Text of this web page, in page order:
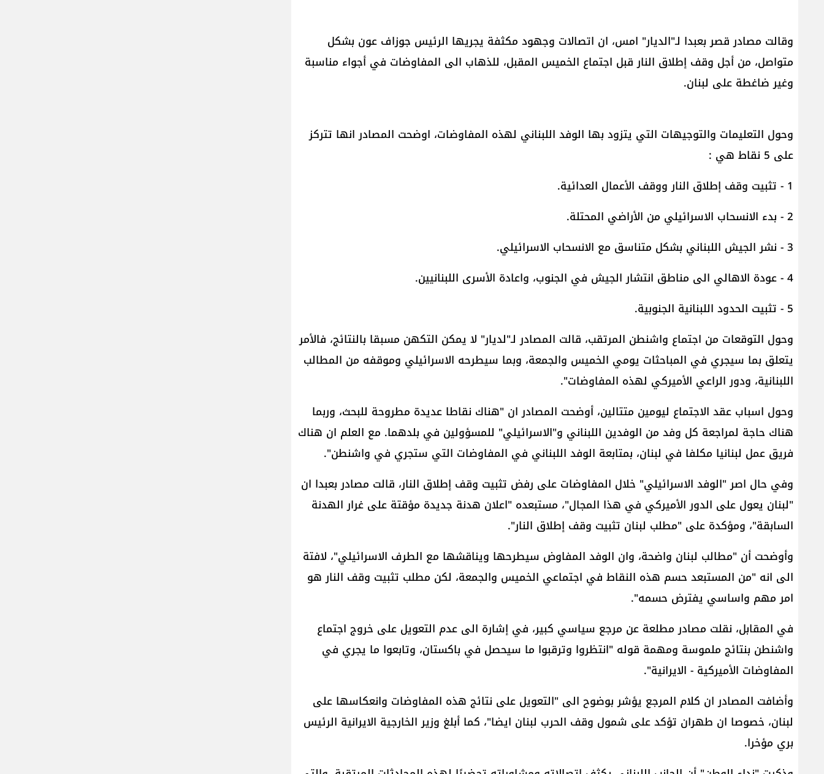
وقالت مصادر قصر بعبدا لـ"الديار" امس، ان اتصالات وجهود مكثفة يجريها الرئيس جوزاف عون بشكل
متواصل، من أجل وقف إطلاق النار قبل اجتماع الخميس المقبل، للذهاب الى المفاوضات في أجواء مناسبة
وغير ضاغطة على لبنان.
وحول التعليمات والتوجيهات التي يتزود بها الوفد اللبناني لهذه المفاوضات، اوضحت المصادر انها تتركز
على 5 نقاط هي :
1 - تثبيت وقف إطلاق النار ووقف الأعمال العدائية.
2 - بدء الانسحاب الاسرائيلي من الأراضي المحتلة.
3 - نشر الجيش اللبناني بشكل متناسق مع الانسحاب الاسرائيلي.
4 - عودة الاهالي الى مناطق انتشار الجيش في الجنوب، واعادة الأسرى اللبنانيين.
5 - تثبيت الحدود اللبنانية الجنوبية.
وحول التوقعات من اجتماع واشنطن المرتقب، قالت المصادر لـ"لديار" لا يمكن التكهن مسبقا بالنتائج، فالأمر
يتعلق بما سيجري في المباحثات يومي الخميس والجمعة، وبما سيطرحه الاسرائيلي وموقفه من المطالب
اللبنانية، ودور الراعي الأميركي لهذه المفاوضات".
وحول اسباب عقد الاجتماع ليومين متتالين، أوضحت المصادر ان "هناك نقاطا عديدة مطروحة للبحث، وربما
هناك حاجة لمراجعة كل وفد من الوفدين اللبناني و"الاسرائيلي" للمسؤولين في بلدهما. مع العلم ان هناك
فريق عمل لبنانيا مكلفا في لبنان، بمتابعة الوفد اللبناني في المفاوضات التي ستجري في واشنطن".
وفي حال اصر "الوفد الاسرائيلي" خلال المفاوضات على رفض تثبيت وقف إطلاق النار، قالت مصادر بعبدا ان
"لبنان يعول على الدور الأميركي في هذا المجال"، مستبعده "اعلان هدنة جديدة مؤقتة على غرار الهدنة
السابقة"، ومؤكدة على "مطلب لبنان تثبيت وقف إطلاق النار".
وأوضحت أن "مطالب لبنان واضحة، وان الوفد المفاوض سيطرحها ويناقشها مع الطرف الاسرائيلي"، لافتة
الى انه "من المستبعد حسم هذه النقاط في اجتماعي الخميس والجمعة، لكن مطلب تثبيت وقف النار هو
امر مهم واساسي يفترض حسمه".
في المقابل، نقلت مصادر مطلعة عن مرجع سياسي كبير، في إشارة الى عدم التعويل على خروج اجتماع
واشنطن بنتائج ملموسة ومهمة قوله "انتظروا وترقبوا ما سيحصل في باكستان، وتابعوا ما يجري في
المفاوضات الأميركية - الايرانية".
وأضافت المصادر ان كلام المرجع يؤشر بوضوح الى "التعويل على نتائج هذه المفاوضات وانعكاسها على
لبنان، خصوصا ان طهران تؤكد على شمول وقف الحرب لبنان ايضا"، كما أبلغ وزير الخارجية الايرانية الرئيس
بري مؤخرا.